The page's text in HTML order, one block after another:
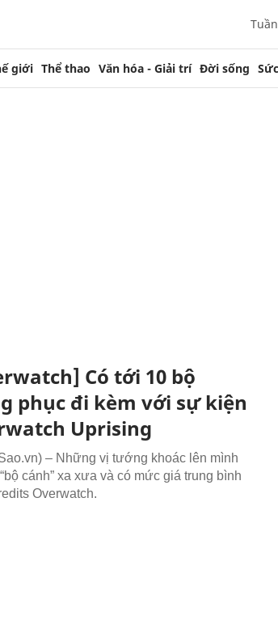
giới Thể thao Văn hóa - Giải trí Đời sống
Có tới 10 bộ
phục đi kèm với sự kiện
Uprising
– Những vị tướng khoác lên mình
cánh” xa xưa và có mức giá trung bình
Overwatch.